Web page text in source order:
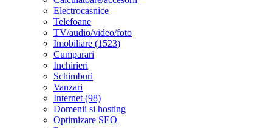
Electrocasnice
Telefoane
TV/audio/video/foto
Imobiliare (1523)
Cumparari
Inchirieri
Schimburi
Vanzari
Internet (98)
Domenii si hosting
Optimizare SEO